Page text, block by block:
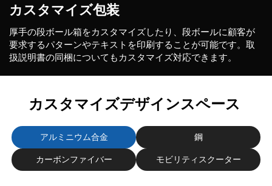
カスタマイズ包装
厚手の段ボール箱をカスタマイズしたり、段ボールに顧客が
要求するパターンやテキストを印刷することが可能です。取
扱説明書の同梱についてもカスタマイズ対応できます。
カスタマイズデザインスペース
アルミニウム合金
鋼
カーボンファイバー
モビリティスクーター